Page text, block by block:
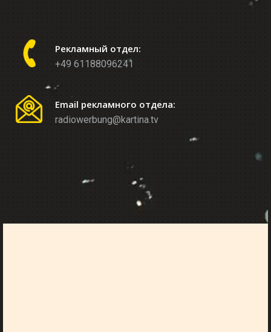
Рекламный отдел:
+49 61188096241
Email рекламного отдела:
radiowerbung@kartina.tv